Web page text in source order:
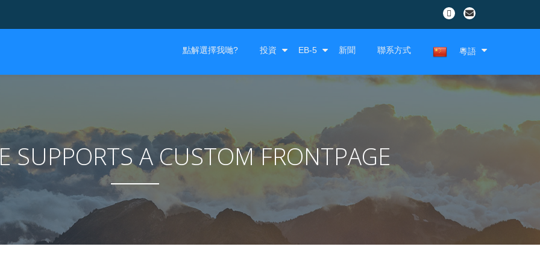
點解選擇我哋? 投資 EB-5 新聞 聯系方式 粵語
SUPPORTS A CUSTOM FRONTPAGE